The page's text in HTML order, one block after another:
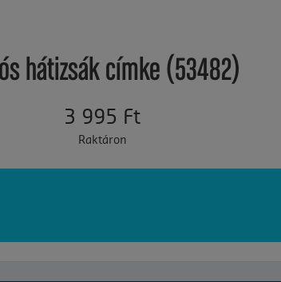
hátizsák címke (53482)
3 995 Ft
Raktáron